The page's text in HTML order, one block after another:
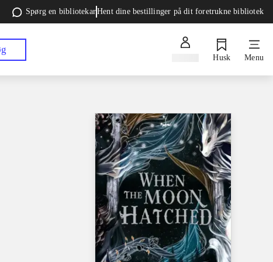
Spørg en bibliotekarHent dine bestillinger på dit foretrukne bibliotek
Husk Menu